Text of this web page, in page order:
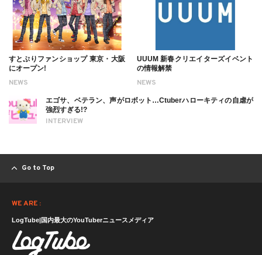
NEWS
すとぷりファンショップ 東京・大阪
にオープン!
NEWS
UUUM 新春クリエイターズイベント
の情報解禁
INTERVIEW
エゴサ、ベテラン、声がロボット…Ctuberハローキティの自虐が
強烈すぎる!?
Go to Top
WE ARE :
LogTube|国内最大のYouTuberニュースメディア